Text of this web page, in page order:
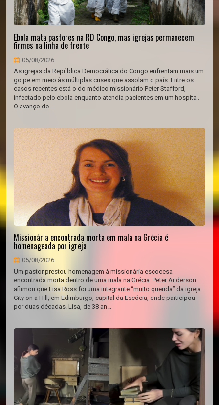
Ebola mata pastores na RD Congo, mas igrejas permanecem
firmes na linha de frente
05/08/2026
As igrejas da República Democrática do Congo enfrentam mais um
golpe em meio às múltiplas crises que assolam o país. Entre os
casos recentes está o do médico missionário Peter Stafford,
infectado pelo ebola enquanto atendia pacientes em um hospital.
O avanço de ...
Missionária encontrada morta em mala na Grécia é
homenageada por igreja
05/08/2026
Um pastor prestou homenagem à missionária escocesa
encontrada morta dentro de uma mala na Grécia. Peter Anderson
afirmou que Lisa Ross foi uma integrante “muito querida” da igreja
City on a Hill, em Edimburgo, capital da Escócia, onde participou
por duas décadas. Lisa, de 38 an...